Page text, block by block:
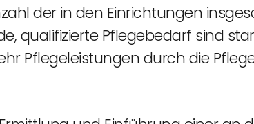
der in den Einrichtungen
qualifizierte Pflegebedarf sind
Pflegeleistungen durch die